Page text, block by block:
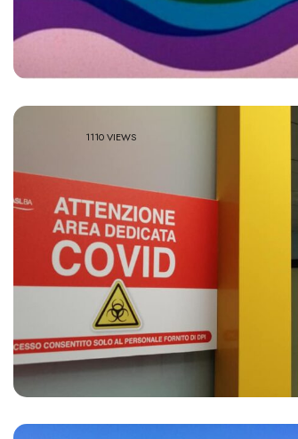
1110 VIEWS